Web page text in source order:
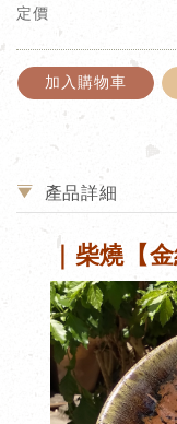
定價
加入購物車
產品詳細
｜柴燒【